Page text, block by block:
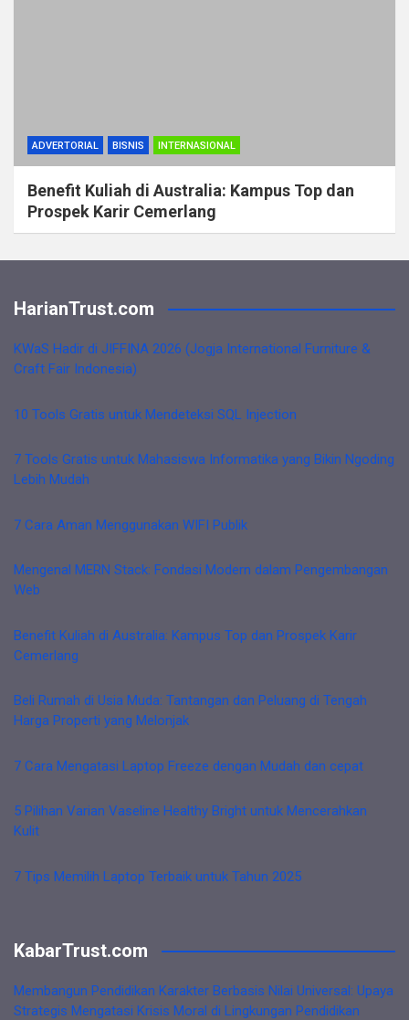
ADVERTORIAL BISNIS INTERNASIONAL
Benefit Kuliah di Australia: Kampus Top dan
Prospek Karir Cemerlang
HarianTrust.com
KWaS Hadir di JIFFINA 2026 (Jogja International Furniture &
Craft Fair Indonesia)
10 Tools Gratis untuk Mendeteksi SQL Injection
7 Tools Gratis untuk Mahasiswa Informatika yang Bikin Ngoding
Lebih Mudah
7 Cara Aman Menggunakan WIFI Publik
Mengenal MERN Stack: Fondasi Modern dalam Pengembangan
Web
Benefit Kuliah di Australia: Kampus Top dan Prospek Karir
Cemerlang
Beli Rumah di Usia Muda: Tantangan dan Peluang di Tengah
Harga Properti yang Melonjak
7 Cara Mengatasi Laptop Freeze dengan Mudah dan cepat
5 Pilihan Varian Vaseline Healthy Bright untuk Mencerahkan
Kulit
7 Tips Memilih Laptop Terbaik untuk Tahun 2025
KabarTrust.com
Membangun Pendidikan Karakter Berbasis Nilai Universal: Upaya
Strategis Mengatasi Krisis Moral di Lingkungan Pendidikan